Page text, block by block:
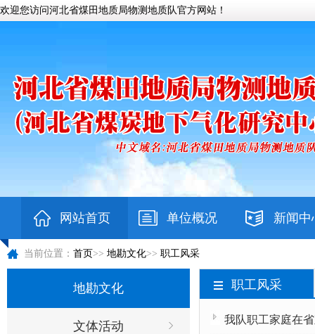
欢迎您访问河北省煤田地质局物测地质队官方网站！
网站首页 单位概况 新闻中
当前位置： 首页>> 地勘文化>> 职工风采
地勘文化
文体活动
职工风采
我队职工家庭在